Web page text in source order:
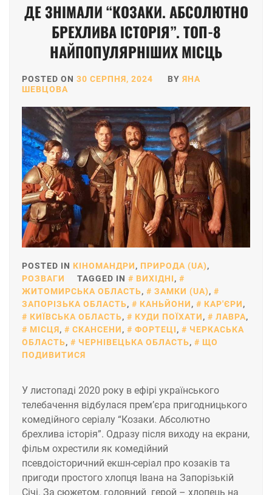
ДЕ ЗНІМАЛИ “КОЗАКИ. АБСОЛЮТНО
БРЕХЛИВА ІСТОРІЯ”. ТОП-8
НАЙПОПУЛЯРНІШИХ МІСЦЬ
POSTED ON 30 СЕРПНЯ, 2024 BY ЯНА
ШЕВЦОВА
POSTED IN КІНОМАНДРИ, ПРИРОДА (UA),
РОЗВАГИ
TAGGED IN ВИХІДНІ,
ЖИТОМИРСЬКА ОБЛАСТЬ, ЗАМКИ (UA),
ЗАПОРІЗЬКА ОБЛАСТЬ, КАНЬЙОНИ, КАР'ЄРИ,
КИЇВСЬКА ОБЛАСТЬ, КУДИ ПОЇХАТИ, ЛАВРА,
МІСЦЯ, СКАНСЕНИ, ФОРТЕЦІ,
ЧЕРКАСЬКА
ОБЛАСТЬ, ЧЕРНІВЕЦЬКА ОБЛАСТЬ,
ЩО
ПОДИВИТИСЯ
У листопаді 2020 року в ефірі українського
телебачення відбулася прем’єра пригодницького
комедійного серіалу “Козаки. Абсолютно
брехлива історія”. Одразу після виходу на екрани,
фільм охрестили як комедійний
псевдоісторичний екшн-серіал про козаків та
пригоди простого хлопця Івана на Запорізькій
Січі. За сюжетом, головний герой – хлопець на